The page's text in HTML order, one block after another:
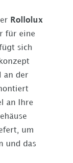
Rollolux
für eine
sich
an der
an Ihre
um
und das